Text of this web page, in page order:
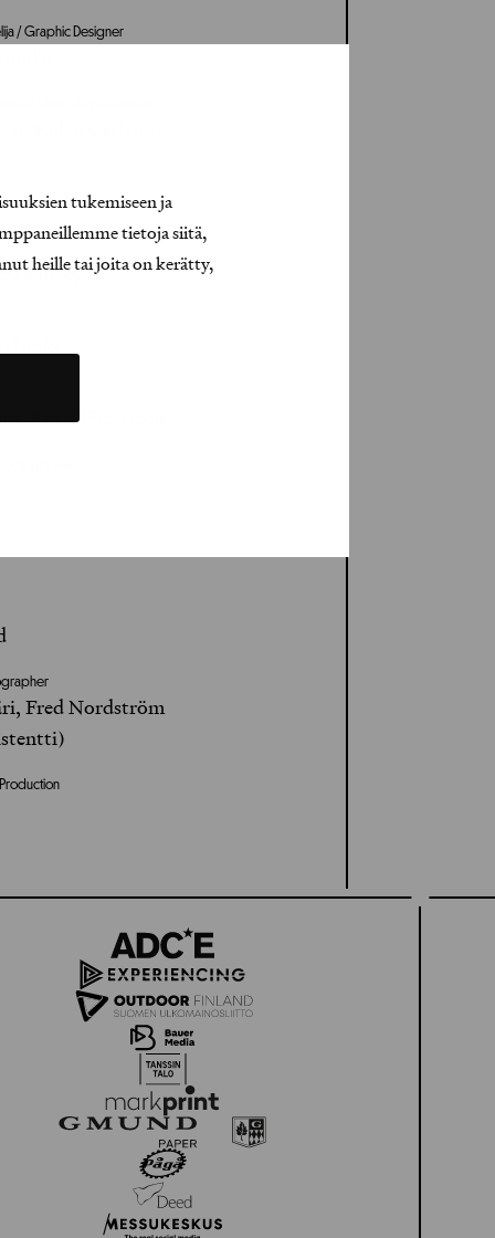
tukemiseen ja
tietoja siitä,
heille tai joita on kerätty,
/ Graphic Designer
Rolan Carlsson
Antti Pönttinen
Fred Nordström